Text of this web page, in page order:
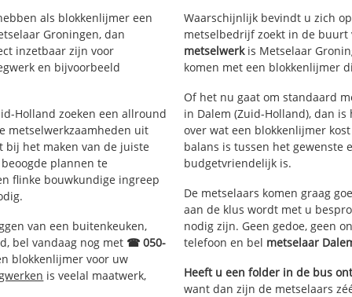
als blokkenlijmer een
Groningen, dan
inzetbaar zijn voor
en bijvoorbeeld
Holland zoeken een allround
metselwerkzaamheden uit
bij het maken van de juiste
plannen te
flinke bouwkundige ingreep
van een buitenkeuken,
bel vandaag nog met ☎ 050-
blokkenlijmer voor uw
is veelal maatwerk,
Waarschijnlijk bevindt u zich
metselbedrijf zoekt in de buurt
metselwerkis Metselaar
komen met een blokkenlijmer
Of het nu gaat om standaard
in Dalem (Zuid-Holland), dan
over wat een blokkenlijmer
balans is tussen het gewenste
budgetvriendelijk is.
De metselaars komen graag
aan de klus wordt met u
nodig zijn. Geen gedoe, geen
telefoon en bel metselaar
Heeft u een folder in de bus
want dan zijn de metselaars